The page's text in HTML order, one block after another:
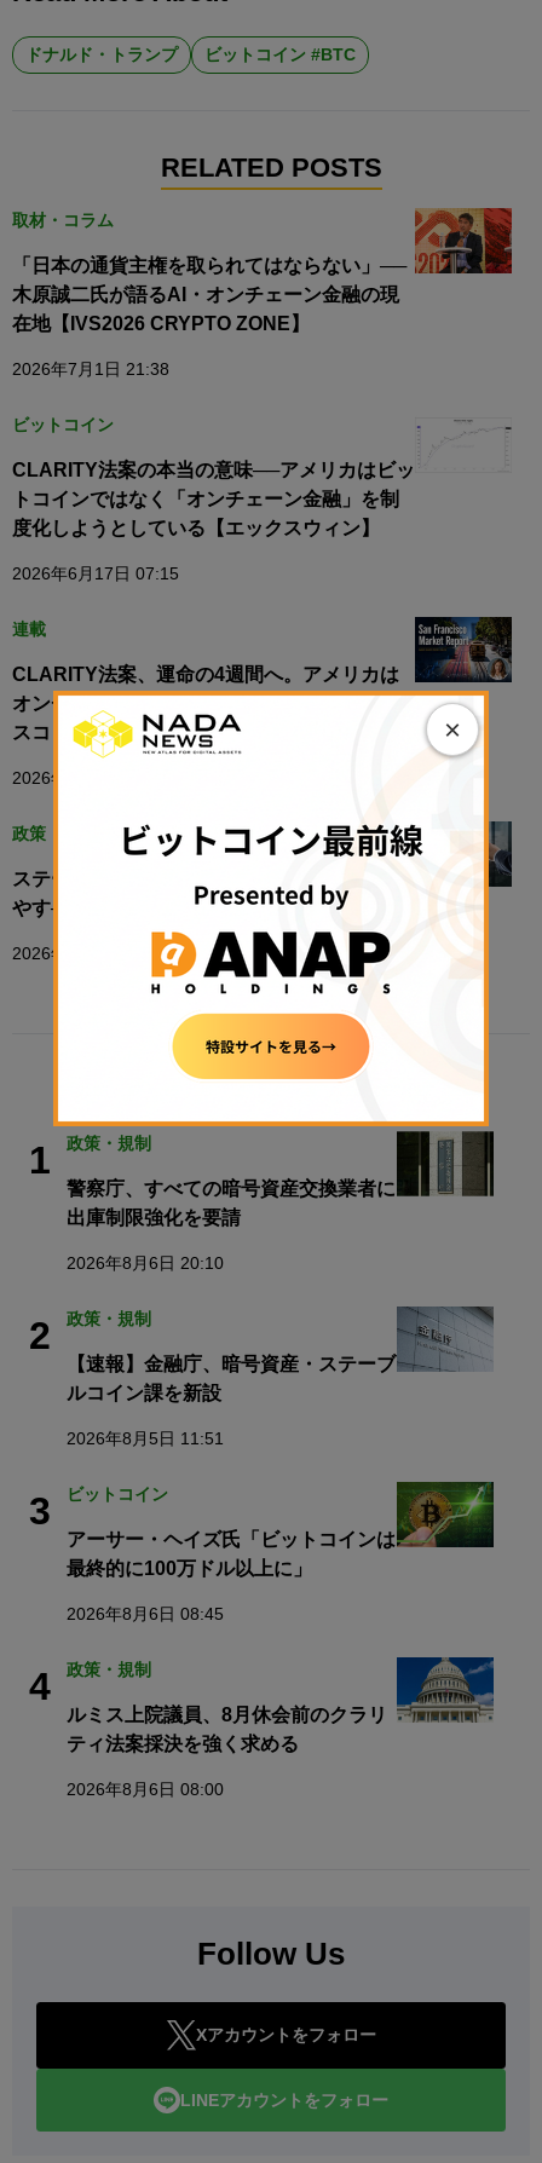
ドナルド・トランプ ビットコイン #BTC
RELATED POSTS
取材・コラム
「日本の通貨主権を取られてはならない」──
木原誠二氏が語るAI・オンチェーン金融の現
在地【IVS2026 CRYPTO ZONE】
2026年7月1日 21:38
ビットコイン
CLARITY法案の本当の意味──アメリカはビッ
トコインではなく「オンチェーン金融」を制
度化しようとしている【エックスウィン】
2026年6月17日 07:15
連載
CLARITY法案、運命の4週間へ。アメリカは
オンチェーン金融を選ぶのか【サンフランシ
スコ レポート】
2026年6月28日 09:00
政策・規制
ステーブルコインはアメリカの銀行預金を増
やす──トランプ大統領の暗号資産顧問が発言
2026年3月12日 16:45
TRENDING
1 政策・規制
警察庁、すべての暗号資産交換業者に
出庫制限強化を要請
2026年8月6日 20:10
2 政策・規制
【速報】金融庁、暗号資産・ステーブ
ルコイン課を新設
2026年8月5日 11:51
3 ビットコイン
アーサー・ヘイズ氏「ビットコインは
最終的に100万ドル以上に」
2026年8月6日 08:45
4 政策・規制
ルミス上院議員、8月休会前のクラリ
ティ法案採決を強く求める
2026年8月6日 08:00
Follow Us
Xアカウントをフォロー
LINEアカウントをフォロー
×